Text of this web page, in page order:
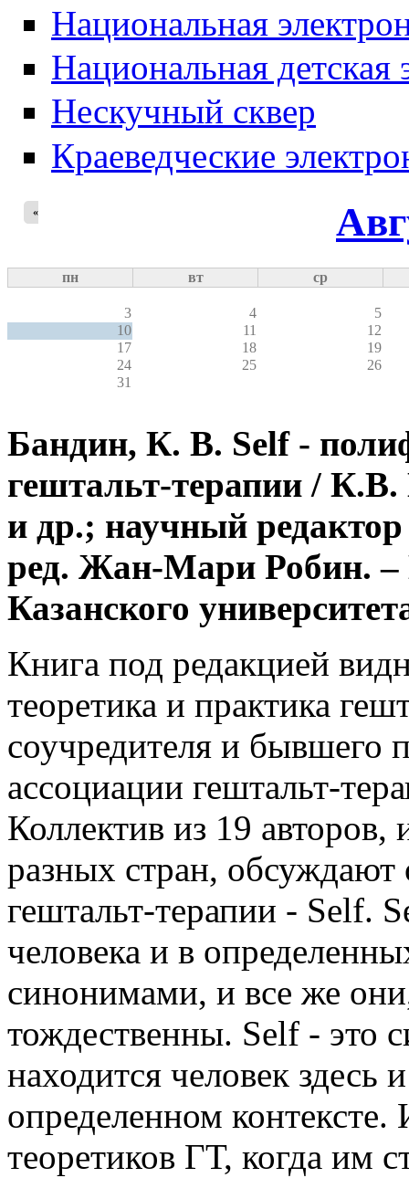
Национальная
Национальная детская
Нескучный сквер
Краеведческие
«
пн вт ср
3 4
5
10
11
12
17
18
19
24
25
26
31
Бандин, К. В. Self -
гештальт-терапии /
и др.; научный
ред. Жан-Мари Робин. –
Казанского
Книга под редакцией
теоретика и практика
соучредителя и бывшего
ассоциации гештальт-
Коллектив из 19 авторов,
разных стран,
гештальт-терапии - Self.
человека и в
синонимами, и все же
тождественны. Self - это
находится человек здесь
определенном
теоретиков ГТ, когда им